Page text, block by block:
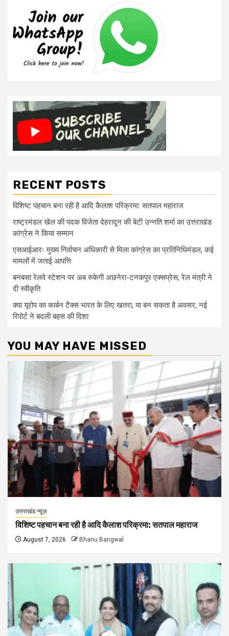
RECENT POSTS
विशिष्ट पहचान बना रही है आदि कैलाश परिक्रमा: सतपाल महाराज
राष्ट्रमंडल खेल की पदक विजेता देहरादून की बेटी उन्नति शर्मा का उत्तराखंड
कांग्रेस ने किया सम्मान
एसआईआरः मुख्य निर्वाचन अधिकारी से मिला कांग्रेस का प्रतिनिधिमंडल, कई
मामलों में जताई आपत्ति
बनबसा रेलवे स्टेशन पर अब रुकेगी अछनेरा-टनकपुर एक्सप्रेस, रेल मंत्री ने
दी स्वीकृति
क्या यूरोप का कार्बन टैक्स भारत के लिए खतरा, या बन सकता है अवसर, नई
रिपोर्ट ने बदली बहस की दिशा
YOU MAY HAVE MISSED
उत्तराखंड न्यूज़
विशिष्ट पहचान बना रही है आदि कैलाश परिक्रमा: सतपाल महाराज
August 7, 2026 Bhanu Bangwal